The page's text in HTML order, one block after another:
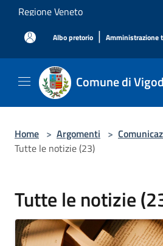
Salta al contenuto principale
Regione Veneto
Albo pretorio | Amministrazione
Comune di
Home > Argomenti >
Tutte le notizie (23)
Tutte le notizie